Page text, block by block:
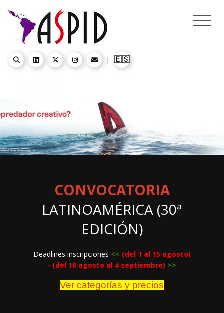
| 🇪🇸
CONVOCATORIA
LATINOAMÉRICA (30ª
EDICIÓN)
Deadlines inscripciones << (del 1 al 15 agosto)
- (del 16 agosto al 4 septiembre) >>
Ver categorías y precios